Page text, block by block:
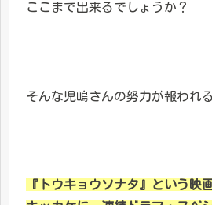
ここまで出来るでしょうか？
そんな児嶋さんの努力が報われ
『トウキョウソナタ』という映